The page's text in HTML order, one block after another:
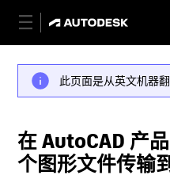
此页面是从英文机器翻
在 AutoCAD 产
个图形文件传输